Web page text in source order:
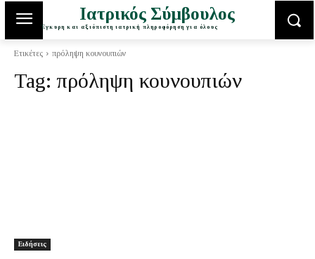
Ιατρικός Σύμβουλος
Έγκυρη και αξιόπιστη ιατρική πληροφόρηση για όλους
Ετικέτες πρόληψη κουνουπιών
Tag: πρόληψη κουνουπιών
Ειδήσεις